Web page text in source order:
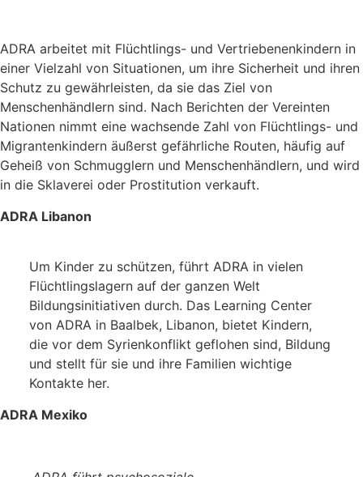
ADRA arbeitet mit Flüchtlings- und Vertriebenenkindern in
einer Vielzahl von Situationen, um ihre Sicherheit und ihren
Schutz zu gewährleisten, da sie das Ziel von
Menschenhändlern sind. Nach Berichten der Vereinten
Nationen nimmt eine wachsende Zahl von Flüchtlings- und
Migrantenkindern äußerst gefährliche Routen, häufig auf
Geheiß von Schmugglern und Menschenhändlern, und wird
in die Sklaverei oder Prostitution verkauft.
ADRA Libanon
Um Kinder zu schützen, führt ADRA in vielen
Flüchtlingslagern auf der ganzen Welt
Bildungsinitiativen durch. Das Learning Center
von ADRA in Baalbek, Libanon, bietet Kindern,
die vor dem Syrienkonflikt geflohen sind, Bildung
und stellt für sie und ihre Familien wichtige
Kontakte her.
ADRA Mexiko